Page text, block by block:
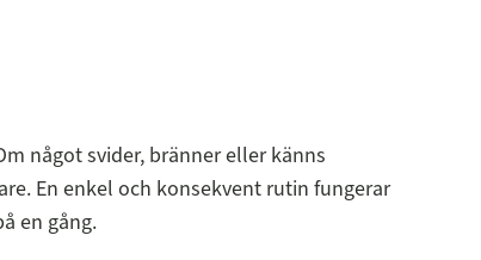
något svider, bränner eller känns
En enkel och konsekvent rutin fungerar
en gång.